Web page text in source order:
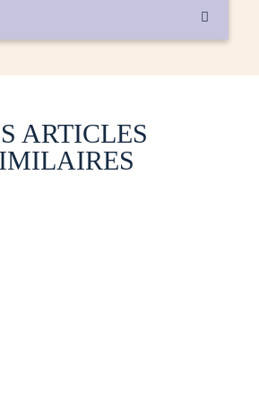

ARTICLES